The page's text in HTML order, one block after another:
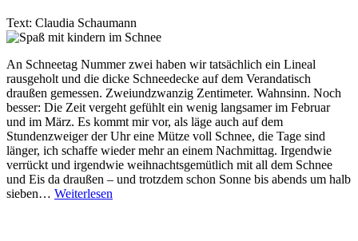
Text: Claudia Schaumann
An Schneetag Nummer zwei haben wir tatsächlich ein Lineal
rausgeholt und die dicke Schneedecke auf dem Verandatisch
draußen gemessen. Zweiundzwanzig Zentimeter. Wahnsinn. Noch
besser: Die Zeit vergeht gefühlt ein wenig langsamer im Februar
und im März. Es kommt mir vor, als läge auch auf dem
Stundenzweiger der Uhr eine Mütze voll Schnee, die Tage sind
länger, ich schaffe wieder mehr an einem Nachmittag. Irgendwie
verrückt und irgendwie weihnachtsgemütlich mit all dem Schnee
und Eis da draußen – und trotzdem schon Sonne bis abends um halb
sieben… Weiterlesen